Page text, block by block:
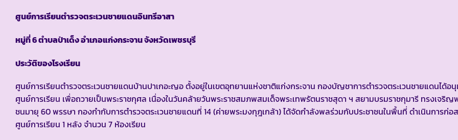
ศูนย์การเรียนตำรวจตระเวนชายแดนอินทรีอาสา
หมู่ที่ 6 ตำบลป่าเด็ง อำเภอแก่งกระจาน จังหวัดเพชรบุรี
ประวัติของโรงเรียน
ศูนย์การเรียนตำรวจตระเวนชายแดนบ้านปาเกอะญอ ตั้งอยู่ในเขตอุทยานแห่งชาติแก่งกระจาน กองบัญชาการตำรวจตระเวนชายแดนได้อ
ศูนย์การเรียน เพื่อถวายเป็นพระราชกุศล เนื่องในวันคล้ายวันพระราชสมภพสมเด็จพระเทพรัตนราชสุดา ฯ สยามบรมราชกุมารี ทรงเจริญ
ชนมายุ 60 พรรษา กองกำกับการตำรวจตระเวนชายแดนที่ 14 (ค่ายพระมงกุฎเกล้า) ได้จัดกำลังพลร่วมกับประชาชนในพื้นที่ ดำเนินการก่อ
ศูนย์การเรียน 1 หลัง จำนวน 7 ห้องเรียน